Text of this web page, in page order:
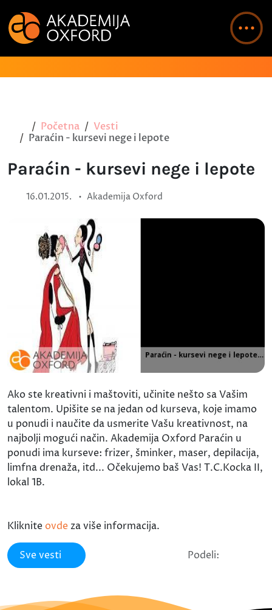
Početna
Vesti
Paraćin - kursevi nege i lepote
Paraćin - kursevi nege i lepote
16.01.2015. • Akademija Oxford
Ako ste kreativni i maštoviti, učinite nešto sa Vašim
talentom. Upišite se na jedan od kurseva, koje imamo
u ponudi i naučite da usmerite Vašu kreativnost, na
najbolji mogući način. Akademija Oxford Paraćin u
ponudi ima kurseve: frizer, šminker, maser, depilacija,
limfna drenaža, itd... Očekujemo baš Vas! T.C.Kocka II,
lokal 1B.
Kliknite ovde za više informacija.
Sve vesti Podeli: